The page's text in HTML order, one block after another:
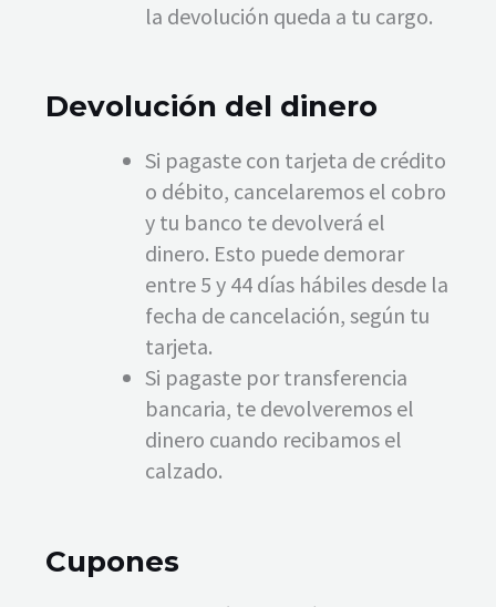
la devolución queda a tu cargo.
Devolución del dinero
Si pagaste con tarjeta de crédito
o débito, cancelaremos el cobro
y tu banco te devolverá el
dinero. Esto puede demorar
entre 5 y 44 días hábiles desde la
fecha de cancelación, según tu
tarjeta.
Si pagaste por transferencia
bancaria, te devolveremos el
dinero cuando recibamos el
calzado.
Cupones